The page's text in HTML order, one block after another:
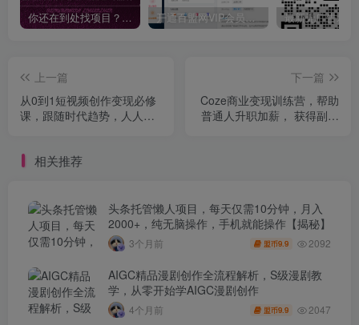
你还在到处找项目？还在当韭菜？我靠卖项目一个月收入5万+，曾经我也是个失败者。 开通百盟网VIP会员，尊享全站资源免费下载，享70%的推广提成！！【限时五折优惠】
上一篇
从0到1短视频创作变现必修
课，跟随时代趋势，人人需
下一篇
Coze商业变现训练营，帮助
普通人升职加薪， 获得副业
相关推荐
头条托管懒人项目，每天仅需10分钟，月入
2000+，纯无脑操作，手机就能操作【揭秘】
3个月前 盟币9.9 2092
AIGC精品漫剧创作全流程解析，S级漫剧教
学，从零开始学AIGC漫剧创作
4个月前 盟币9.9 2047